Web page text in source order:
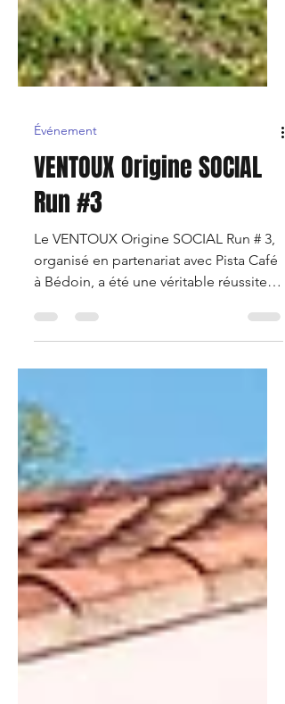
Événement
VENTOUX Origine SOCIAL
Run #3
Le VENTOUX Origine SOCIAL Run # 3,
à Bédoin, a été une véritable réussite !
Dimanche 2 mars, notre t